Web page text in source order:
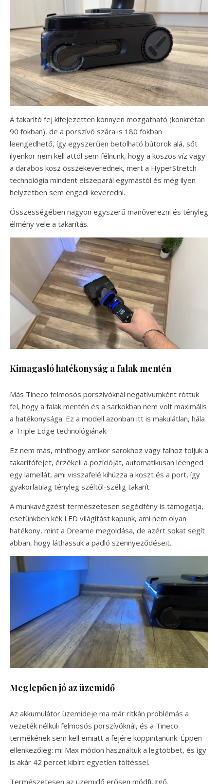
A takarító fej kifejezetten könnyen mozgatható (konkrétan
90 fokban), de a porszívó szára is 180 fokban
leengedhető, így egyszerűen betolható bútorok alá, sőt
ilyenkor nem kell attól sem félnünk, hogy a koszos víz vagy
a darabos kosz összekeverednek, mert a HyperStretch
technológia mindent elszeparál egymástól és még ilyen
helyzetben sem engedi keveredni.
Összességében nagyon egyszerű manőverezni és tényleg
élmény vele a takarítás.
Kimagasló hatékonyság a falak mentén
Más Tineco felmosós porszívóknál negatívumként róttuk
fel, hogy a falak mentén és a sarkokban nem volt maximális
a hatékonysága. Ez a modell azonban itt is makulátlan, hála
a Triple Edge technológiának.
Ez nem más, minthogy amikor sarokhoz vagy falhoz toljuk a
takarítófejet, érzékeli a pozícióját, automatikusan leenged
egy lamellát, ami visszafelé kihúzza a koszt és a port, így
gyakorlatilag tényleg széltől-szélig takarít.
A munkavégzést természetesen segédfény is támogatja,
esetünkben kék LED világítást kapunk, ami nem olyan
hatékony, mint a Dreame megoldása, de azért sokat segít
abban, hogy láthassuk a padló szennyeződéseit.
Meglepően jó az üzemidő
Az akkumulátor üzemideje ma már ritkán problémás a
vezeték nélküli felmosós porszívóknál, és a Tineco
termékének sem kell emiatt a fejére koppintanunk. Éppen
ellenkezőleg: mi Max módon használtuk a legtöbbet, és így
is akár 42 percet kibírt egyetlen töltéssel.
Természetesen az üzemidő erősen módfüggő,